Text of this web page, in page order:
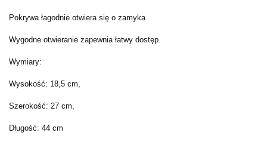
Pokrywa łagodnie otwiera się o zamyka
Wygodne otwieranie zapewnia łatwy dostęp.
Wymiary:
Wysokość: 18,5 cm,
Szerokość: 27 cm,
Długość: 44 cm